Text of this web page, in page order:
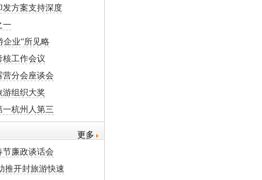
发方案支持深度
一
企业“所见略
核工作会议
营分会座谈会
游组织大奖
杭州人第三
更多
节廉政谈话会
推开封旅游快速